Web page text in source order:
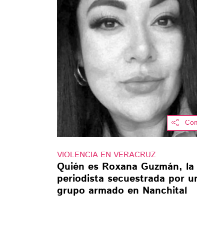
VIOLENCIA EN VERACRUZ
Quién es Roxana Guzmán, la
periodista secuestrada por
grupo armado en Nanchital